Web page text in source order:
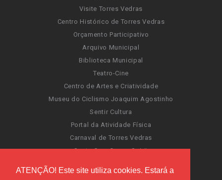
ATENÇÃO! Este site utiliza cookies. Estará a
Visite Torres Vedras
Centro Histórico de Torres Vedras
Orçamento Participativo
Arquivo Municipal
Biblioteca Municipal
Teatro-Cine
Centro de Artes e Criatividade
Museu do Ciclismo Joaquim Agostinho
Sentir Cultura
Portal da Atividade Física
Carnaval de Torres Vedras
Santa Cruz Ocean Spirit